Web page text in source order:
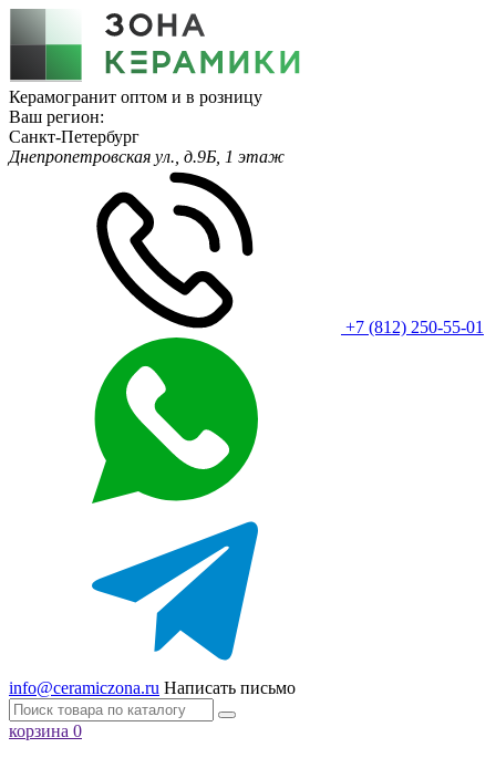
Керамогранит оптом и в розницу
Ваш регион:
Санкт-Петербург
Днепропетровская ул., д.9Б, 1 этаж
+7 (812) 250-55-01
info@ceramiczona.ru Написать письмо
корзина 0